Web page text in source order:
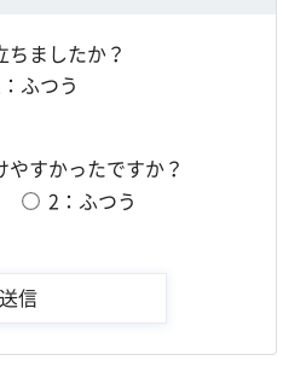
ましたか？
ふつう
すかったですか？
2：ふつう